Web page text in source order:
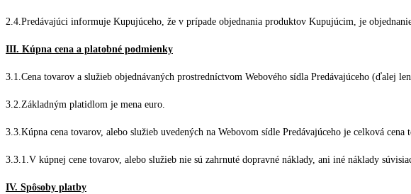
2.4.Predávajúci informuje Kupujúceho, že v prípade objednania produktov Kupujúcim, je
III. Kúpna cena a platobné podmienky
3.1.Cena tovarov a služieb objednávaných prostredníctvom Webového sídla Predávajúceho (ďalej
3.2.Základným platidlom je mena euro.
3.3.Kúpna cena tovarov, alebo služieb uvedených na Webovom sídle Predávajúceho je celková
3.3.1.V kúpnej cene tovarov, alebo služieb nie sú zahrnuté dopravné náklady, ani iné náklady
IV. Spôsoby platby